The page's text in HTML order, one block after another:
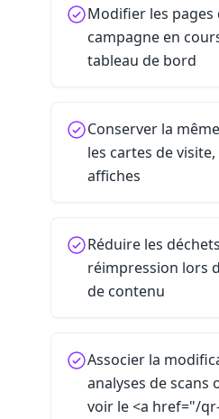
Modifier les
campagne en
tableau de bord
Conserver la
les cartes de
affiches
Réduire les
réimpression lors
de contenu
Associer la
analyses de
voir le <a href="/